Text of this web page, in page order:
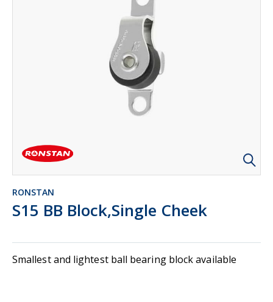
RONSTAN
S15 BB Block,Single Cheek
Smallest and lightest ball bearing block available